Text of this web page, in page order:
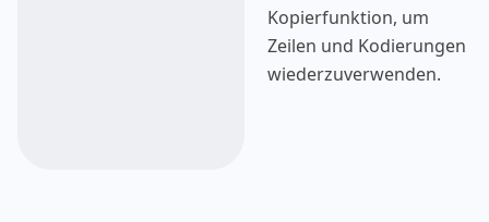
Kopierfunktion, um
Zeilen und Kodierungen
wiederzuverwenden.